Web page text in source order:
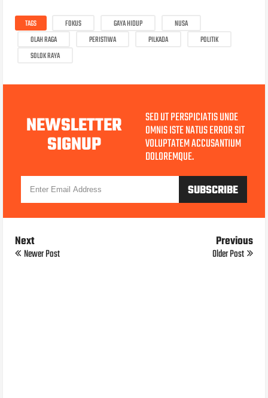
TAGS FOKUS GAYA HIDUP
NUSA
OLAH RAGA
PERISTIWA PILKADA
POLITIK
SOLOK RAYA
NEWSLETTER
SIGNUP
SED UT PERSPICIATIS UNDE
OMNIS ISTE NATUS ERROR SIT
VOLUPTATEM ACCUSANTIUM
DOLOREMQUE.
Next
Newer Post
Previous
Older Post